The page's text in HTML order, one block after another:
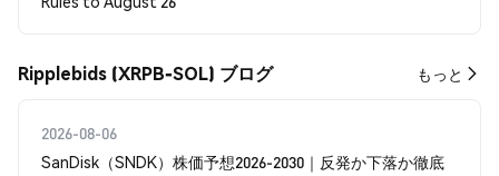
Ripplebids (XRPB-SOL) ブログ もっと
2026-08-06
SanDisk（SNDK）株価予想2026-2030｜反発か下落か徹底